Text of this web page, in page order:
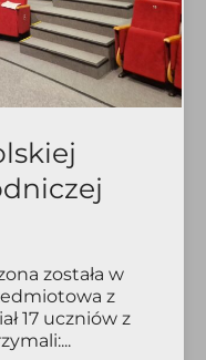
została w
z
17 uczniów z